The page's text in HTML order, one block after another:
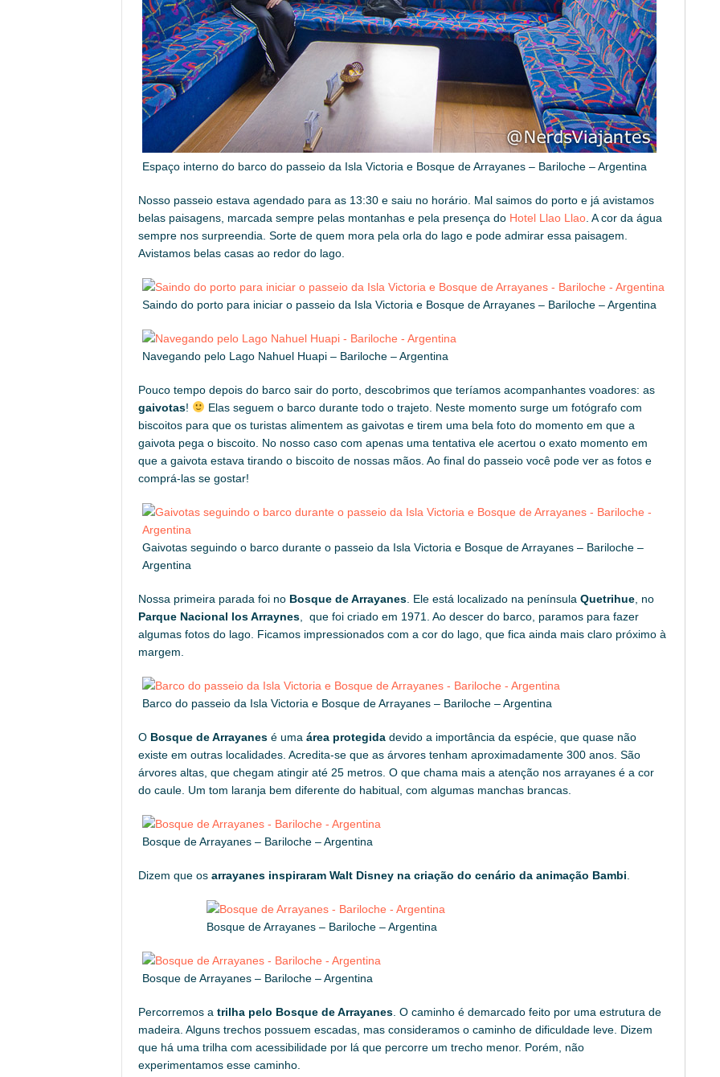
Espaço interno do barco do passeio da Isla Victoria e Bosque de Arrayanes – Bariloche – Argentina
Nosso passeio estava agendado para as 13:30 e saiu no horário. Mal saimos do porto e já avistamos
belas paisagens, marcada sempre pelas montanhas e pela presença do Hotel Llao Llao . A cor da água
sempre nos surpreendia. Sorte de quem mora pela orla do lago e pode admirar essa paisagem.
Avistamos belas casas ao redor do lago.
Saindo do porto para iniciar o passeio da Isla Victoria e Bosque de Arrayanes – Bariloche – Argentina
Navegando pelo Lago Nahuel Huapi – Bariloche – Argentina
Pouco tempo depois do barco sair do porto, descobrimos que teríamos acompanhantes voadores: as
gaivotas!
Elas seguem o barco durante todo o trajeto. Neste momento surge um fotógrafo com
biscoitos para que os turistas alimentem as gaivotas e tirem uma bela foto do momento em que a
gaivota pega o biscoito. No nosso caso com apenas uma tentativa ele acertou o exato momento em
que a gaivota estava tirando o biscoito de nossas mãos. Ao final do passeio você pode ver as fotos e
comprá-las se gostar!
Gaivotas seguindo o barco durante o passeio da Isla Victoria e Bosque de Arrayanes – Bariloche –
Argentina
Nossa primeira parada foi no Bosque de Arrayanes . Ele está localizado na península Quetrihue , no
Parque Nacional los Arraynes , que foi criado em 1971. Ao descer do barco, paramos para fazer
algumas fotos do lago. Ficamos impressionados com a cor do lago, que fica ainda mais claro próximo à
margem.
Barco do passeio da Isla Victoria e Bosque de Arrayanes – Bariloche – Argentina
O Bosque de Arrayanes é uma área protegida devido a importância da espécie, que quase não
existe em outras localidades. Acredita-se que as árvores tenham aproximadamente 300 anos. São
árvores altas, que chegam atingir até 25 metros. O que chama mais a atenção nos arrayanes é a cor
do caule. Um tom laranja bem diferente do habitual, com algumas manchas brancas.
Bosque de Arrayanes – Bariloche – Argentina
Dizem que os arrayanes inspiraram Walt Disney na criação do cenário da animação Bambi
Bosque de Arrayanes – Bariloche – Argentina
Bosque de Arrayanes – Bariloche – Argentina
Percorremos a trilha pelo Bosque de Arrayanes . O caminho é demarcado feito por uma estrutura de
madeira. Alguns trechos possuem escadas, mas consideramos o caminho de dificuldade leve. Dizem
que há uma trilha com acessibilidade por lá que percorre um trecho menor. Porém, não
experimentamos esse caminho.